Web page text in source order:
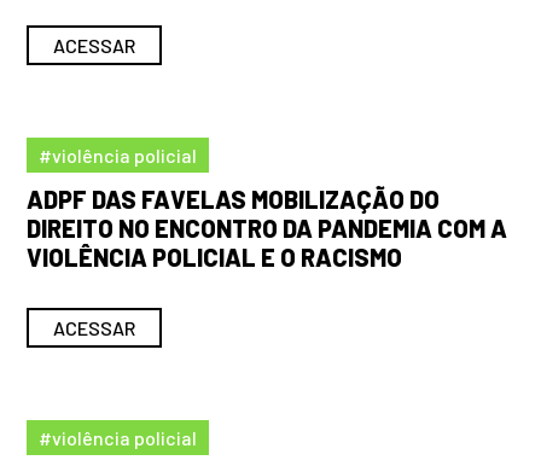
ACESSAR
#violência policial
ADPF DAS FAVELAS MOBILIZAÇÃO DO
DIREITO NO ENCONTRO DA PANDEMIA COM A
VIOLÊNCIA POLICIAL E O RACISMO
ACESSAR
#violência policial